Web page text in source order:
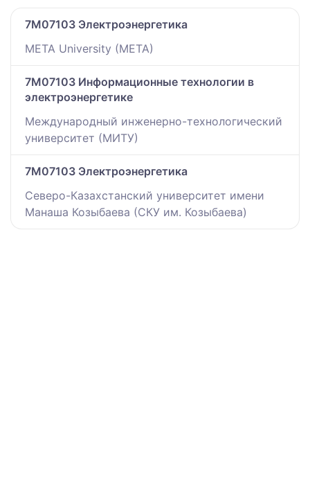
7M07103 Электроэнергетика
META University (META)
7M07103 Информационные технологии в
электроэнергетике
Международный инженерно-технологический
университет (МИТУ)
7M07103 Электроэнергетика
Северо-Казахстанский университет имени
Манаша Козыбаева (СКУ им. Козыбаева)